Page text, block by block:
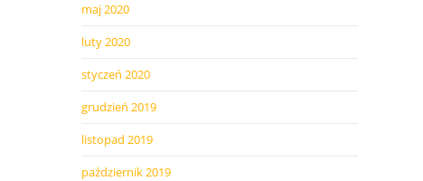
maj 2020
luty 2020
styczeń 2020
grudzień 2019
listopad 2019
październik 2019